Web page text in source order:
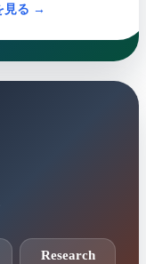
見る →
Research